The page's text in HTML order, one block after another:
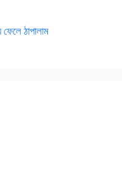
ফেলে ঠাপালাম